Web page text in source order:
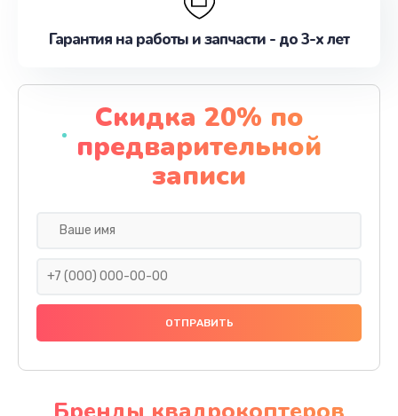
Гарантия на работы и запчасти - до 3-х лет
Скидка 20% по
предварительной
записи